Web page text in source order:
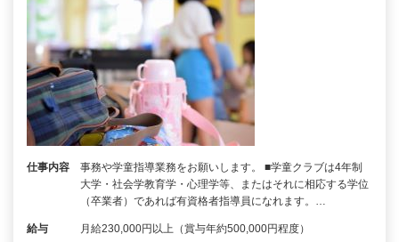
仕事内容
事務や学童指導業務をお願いします。 ■学童クラブは4年制
大学・社会学教育学・心理学等、またはそれに相応する学位
（卒業者）であれば有資格者指導員になれます。…
給与 月給230,000円以上（賞与年約500,000円程度）